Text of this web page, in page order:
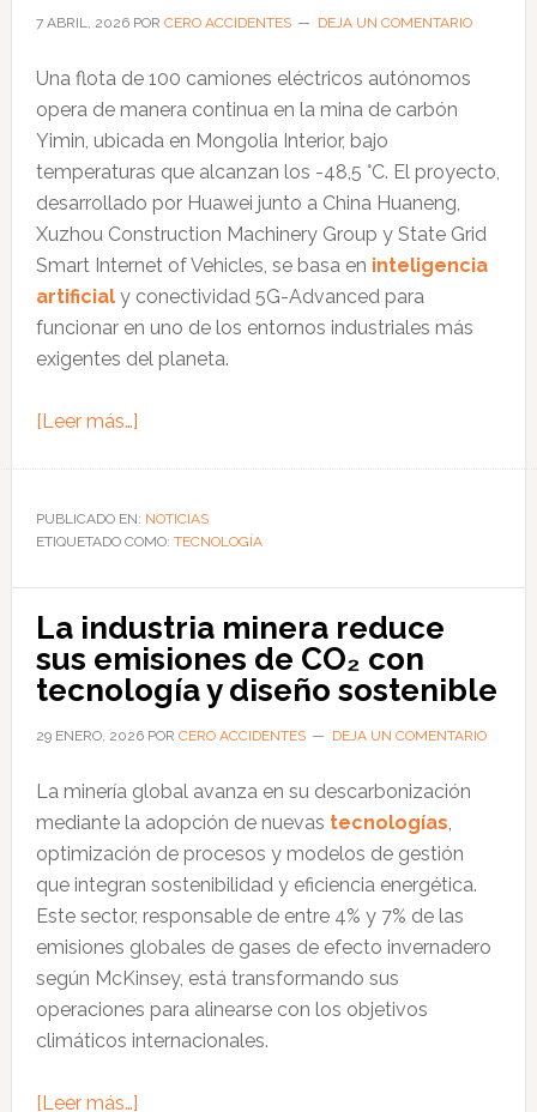
LATAM
2026
7 ABRIL, 2026POR CERO ACCIDENTES DEJA UN COMENTARIO
Una flota de 100 camiones eléctricos autónomos
opera de manera continua en la mina de carbón
Yimin, ubicada en Mongolia Interior, bajo
temperaturas que alcanzan los -48,5 °C. El proyecto,
desarrollado por Huawei junto a China Huaneng,
Xuzhou Construction Machinery Group y State Grid
Smart Internet of Vehicles, se basa en inteligencia
artificial y conectividad 5G-Advanced para
funcionar en uno de los entornos industriales más
exigentes del planeta.
[Leer más…]acerca
despliega
la
mundial
de
camiones
eléctricos
en
minería
de
carbón
bajo
condiciones
extremas
PUBLICADO EN: NOTICIAS
ETIQUETADO COMO: TECNOLOGÍA
La industria minera reduce
sus emisiones de CO₂ con
tecnología y diseño sostenible
29 ENERO, 2026POR CERO ACCIDENTES DEJA UN COMENTARIO
La minería global avanza en su descarbonización
mediante la adopción de nuevas tecnologías,
optimización de procesos y modelos de gestión
que integran sostenibilidad y eficiencia energética.
Este sector, responsable de entre 4% y 7% de las
emisiones globales de gases de efecto invernadero
según McKinsey, está transformando sus
operaciones para alinearse con los objetivos
climáticos internacionales.
[Leer más…]acerca